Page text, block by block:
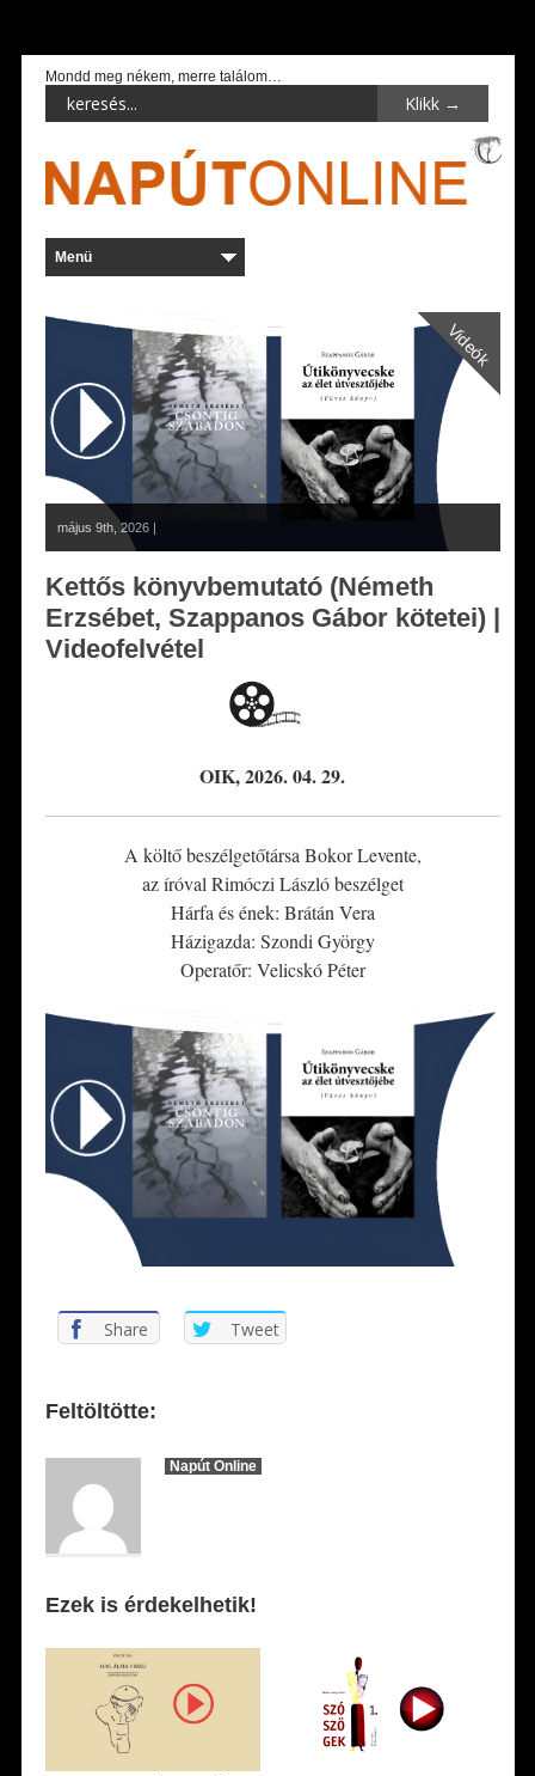
Mondd meg nékem, merre találom…
Videók
május 9th, 2026 |
Kettős könyvbemutató (Németh
Erzsébet, Szappanos Gábor kötetei) |
Videofelvétel
OIK, 2026. 04. 29.
A költő beszélgetőtársa Bokor Levente,
az íróval Rimóczi László beszélget
Hárfa és ének: Brátán Vera
Házigazda: Szondi György
Operatőr: Velicskó Péter
Share Tweet
Feltöltötte:
Napút Online
Ezek is érdekelhetik!